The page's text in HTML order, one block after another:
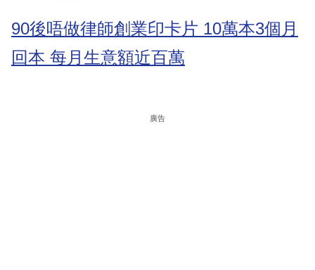
90後唔做律師創業印卡片 10萬本3個月
回本 每月生意額近百萬
廣告